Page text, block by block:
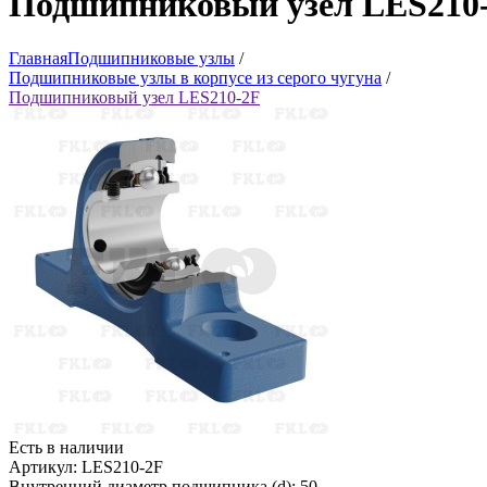
ГлавнаяПодшипниковые узлы /
Подшипниковые узлы в корпусе из серого чугуна /
Подшипниковый узел LES210-2F
Есть в наличии
Артикул: LES210-2F